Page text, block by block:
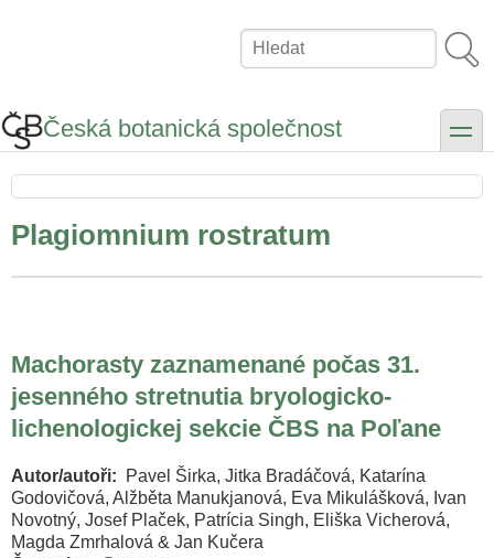
Hledat
Česká botanická společnost toggle
Plagiomnium rostratum
Machorasty zaznamenané počas 31.
jesenného stretnutia bryologicko-
lichenologickej sekcie ČBS na Poľane
Autor/autoři
Pavel Širka, Jitka Bradáčová, Katarína
Godovičová, Alžběta Manukjanová, Eva Mikulášková, Ivan
Novotný, Josef Plaček, Patrícia Singh, Eliška Vicherová,
Magda Zmrhalová & Jan Kučera